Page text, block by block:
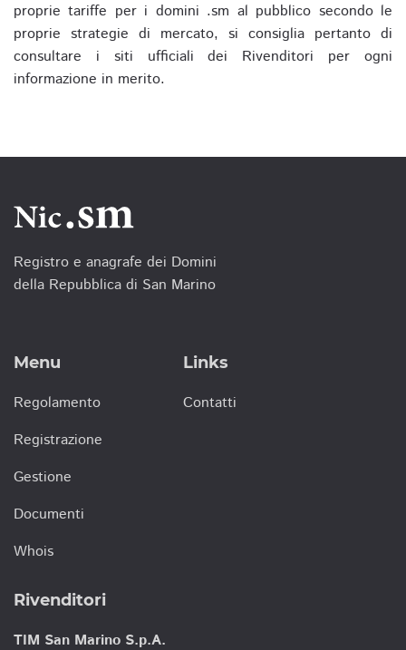
proprie tariffe per i domini .sm al pubblico secondo le
proprie strategie di mercato, si consiglia pertanto di
consultare i siti ufficiali dei Rivenditori per ogni
informazione in merito.
Registro e anagrafe dei Domini
della Repubblica di San Marino
Menu
Regolamento
Registrazione
Gestione
Documenti
Whois
Links
Contatti
Rivenditori
TIM San Marino S.p.A.